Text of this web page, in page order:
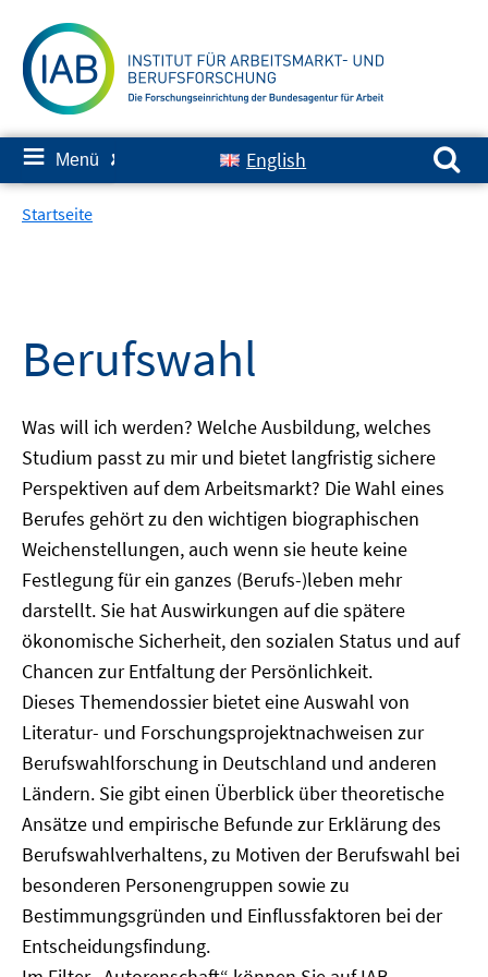
zum
Inhalt
≡ Menü ✘ English
Suchen nach:
Startseite
Berufswahl
Was will ich werden? Welche Ausbildung, welches
Studium passt zu mir und bietet langfristig sichere
Perspektiven auf dem Arbeitsmarkt? Die Wahl eines
Berufes gehört zu den wichtigen biographischen
Weichenstellungen, auch wenn sie heute keine
Festlegung für ein ganzes (Berufs-)leben mehr
darstellt. Sie hat Auswirkungen auf die spätere
ökonomische Sicherheit, den sozialen Status und auf
Chancen zur Entfaltung der Persönlichkeit.
Dieses Themendossier bietet eine Auswahl von
Literatur- und Forschungsprojektnachweisen zur
Berufswahlforschung in Deutschland und anderen
Ländern. Sie gibt einen Überblick über theoretische
Ansätze und empirische Befunde zur Erklärung des
Berufswahlverhaltens, zu Motiven der Berufswahl bei
besonderen Personengruppen sowie zu
Bestimmungsgründen und Einflussfaktoren bei der
Entscheidungsfindung.